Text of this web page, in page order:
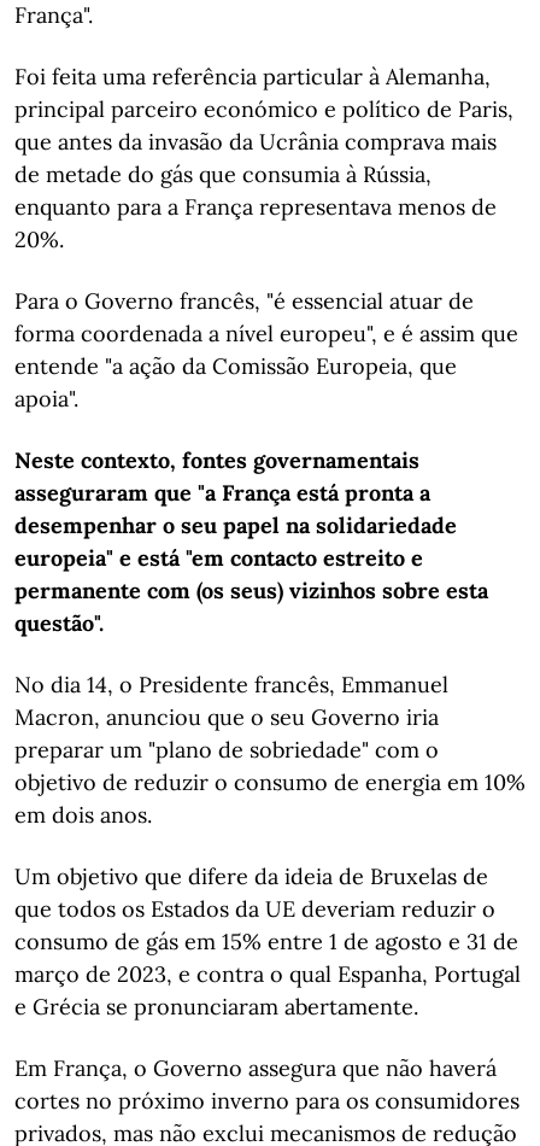
França".
Foi feita uma referência particular à Alemanha,
principal parceiro económico e político de Paris,
que antes da invasão da Ucrânia comprava mais
de metade do gás que consumia à Rússia,
enquanto para a França representava menos de
20%.
Para o Governo francês, "é essencial atuar de
forma coordenada a nível europeu", e é assim que
entende "a ação da Comissão Europeia, que
apoia".
Neste contexto, fontes governamentais
asseguraram que "a França está pronta a
desempenhar o seu papel na solidariedade
europeia" e está "em contacto estreito e
permanente com (os seus) vizinhos sobre esta
questão".
No dia 14, o Presidente francês, Emmanuel
Macron, anunciou que o seu Governo iria
preparar um "plano de sobriedade" com o
objetivo de reduzir o consumo de energia em 10%
em dois anos.
Um objetivo que difere da ideia de Bruxelas de
que todos os Estados da UE deveriam reduzir o
consumo de gás em 15% entre 1 de agosto e 31 de
março de 2023, e contra o qual Espanha, Portugal
e Grécia se pronunciaram abertamente.
Em França, o Governo assegura que não haverá
cortes no próximo inverno para os consumidores
privados, mas não exclui mecanismos de redução